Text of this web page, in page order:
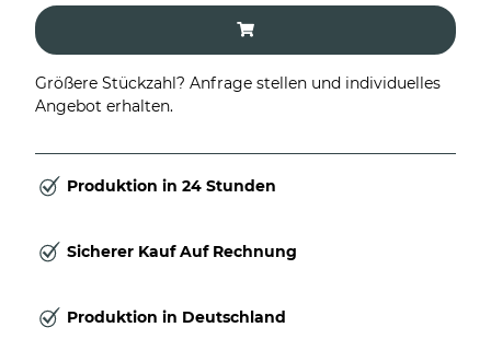
Größere Stückzahl? Anfrage stellen und individuelles
Angebot erhalten.
Produktion in 24 Stunden
Sicherer Kauf Auf Rechnung
Produktion in Deutschland